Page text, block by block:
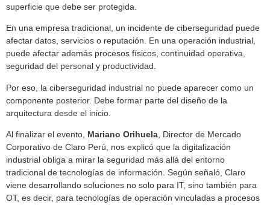
superficie que debe ser protegida.
En una empresa tradicional, un incidente de ciberseguridad puede
afectar datos, servicios o reputación. En una operación industrial,
puede afectar además procesos físicos, continuidad operativa,
seguridad del personal y productividad.
Por eso, la ciberseguridad industrial no puede aparecer como un
componente posterior. Debe formar parte del diseño de la
arquitectura desde el inicio.
Al finalizar el evento, Mariano Orihuela , Director de Mercado
Corporativo de Claro Perú, nos explicó que la digitalización
industrial obliga a mirar la seguridad más allá del entorno
tradicional de tecnologías de información. Según señaló, Claro
viene desarrollando soluciones no solo para IT, sino también para
OT, es decir, para tecnologías de operación vinculadas a procesos